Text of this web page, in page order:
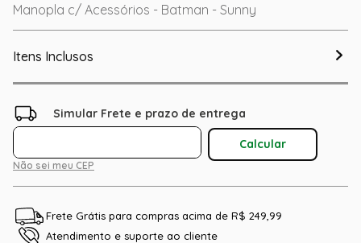
Manopla c/ Acessórios - Batman - Sunny
Itens Inclusos
Não sei meu CEP
Frete Grátis para compras acima de R$ 249,99
Atendimento e suporte ao cliente